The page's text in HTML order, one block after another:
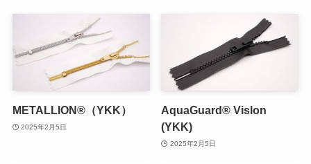
METALLION®（YKK）
2025年2月5日
AquaGuard® Vislon
(YKK)
2025年2月5日